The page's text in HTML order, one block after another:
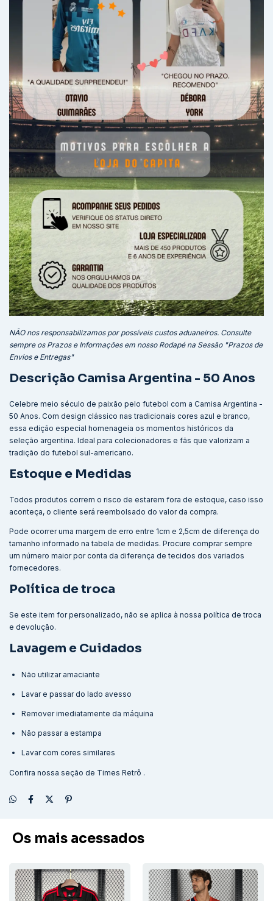
NÃO nos responsabilizamos por possíveis custos aduaneiros. Consulte
sempre os Prazos e Informações em nosso Rodapé na Sessão "Prazos de
Envios e Entregas"
Descrição Camisa Argentina - 50 Anos
Celebre meio século de paixão pelo futebol com a Camisa Argentina -
50 Anos. Com design clássico nas tradicionais cores azul e branco,
essa edição especial homenageia os momentos históricos da
seleção argentina. Ideal para colecionadores e fãs que valorizam a
tradição do futebol sul-americano.
Estoque e Medidas
Todos produtos correm o risco de estarem fora de estoque, caso isso
aconteça, o cliente será reembolsado do valor da compra.
Pode ocorrer uma margem de erro entre 1cm e 2,5cm de diferença do
tamanho informado na tabela de medidas. Procure comprar sempre
um número maior por conta da diferença de tecidos dos variados
fornecedores.
Política de troca
Se este item for personalizado, não se aplica à nossa política de troca
e devolução.
Lavagem e Cuidados
Não utilizar amaciante
Lavar e passar do lado avesso
Remover imediatamente da máquina
Não passar a estampa
Lavar com cores similares
Confira nossa seção de Times Retrô .
Os mais acessados